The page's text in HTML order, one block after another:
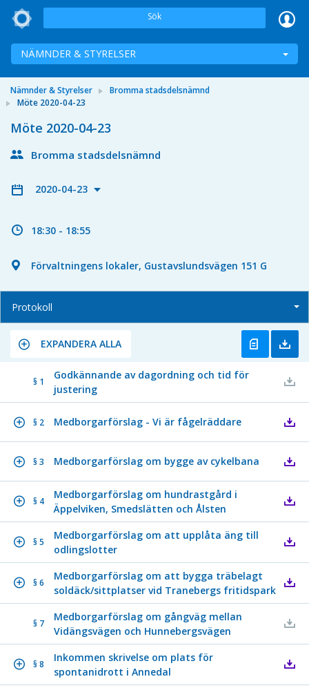
Sök
NÄMNDER & STYRELSER
Nämnder & Styrelser
Bromma stadsdelsnämnd
Möte 2020-04-23
Möte 2020-04-23
Bromma stadsdelsnämnd
2020-04-23
18:30 - 18:55
Förvaltningens lokaler, Gustavslundsvägen 151 G
Protokoll
EXPANDERA ALLA
§ 1
Godkännande av dagordning och tid för
justering
§ 2 Medborgarförslag - Vi är fågelräddare
§ 3 Medborgarförslag om bygge av cykelbana
§ 4
Medborgarförslag om hundrastgård i
Äppelviken, Smedslätten och Ålsten
§ 5
Medborgarförslag om att upplåta äng till
odlingslotter
§ 6
Medborgarförslag om att bygga träbelagt
soldäck/sittplatser vid Tranebergs fritidspark
§ 7
Medborgarförslag om gångväg mellan
Vidängsvägen och Hunnebergsvägen
§ 8
Inkommen skrivelse om plats för
spontanidrott i Annedal